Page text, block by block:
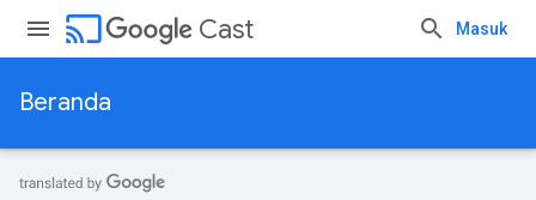
cast Cast Masuk
Beranda